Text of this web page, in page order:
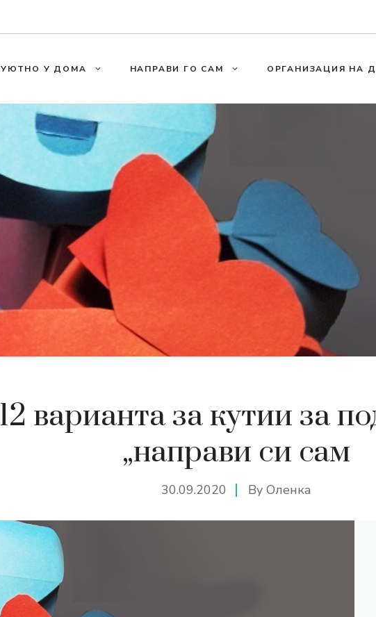
УЮТНО У ДОМА НАПРАВИ ГО САМ ОРГАНИЗАЦИЯ НА
12 варианта за кутии за
„направи си сам
30.09.2020 By Оленка